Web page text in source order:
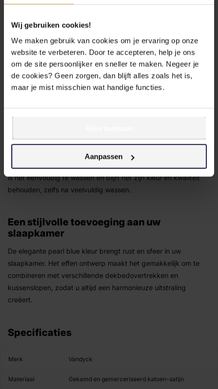
Wij gebruiken cookies!
We maken gebruik van cookies om je ervaring op onze
website te verbeteren. Door te accepteren, help je ons
om de site persoonlijker en sneller te maken. Negeer je
de cookies? Geen zorgen, dan blijft alles zoals het is,
maar je mist misschien wat handige functies.
Aanpassen
Zacht en duurzaam materiaal
Het gebruik van gekamd katoen zorgt ervoor dat
onregelmatigheden en onzuiverheden uit de vezels zijn
verwijderd. De mercerisatie verbetert de sterkte van het
materiaal en geeft het hoeslaken een mooie glans. Dit maakt
het product niet alleen zacht, maar ook extra lang mooi en
Het hoeslaken is ontworpen om strak om uw matras te passen,
zodat het altijd netjes blijft liggen en niet verschuift. Bovendien
is het eenvoudig te wassen en blijft het zijn kleur en kwaliteit
behouden, zelfs na veelvuldig wassen.
Een stijlvolle toevoeging aan uw
slaapkamer
De elegante pearl blue kleur brengt rust en sfeer in uw
slaapkamer. Het effen ontwerp maakt het gemakkelijk om te
combineren met verschillende dekbedovertrekken en
kussenslopen, zodat u altijd een harmonieuze uitstraling
creëert.
Specificaties
Merk Vandyck
Materiaal Gekamd en gemerceriseerd katoen-satijn